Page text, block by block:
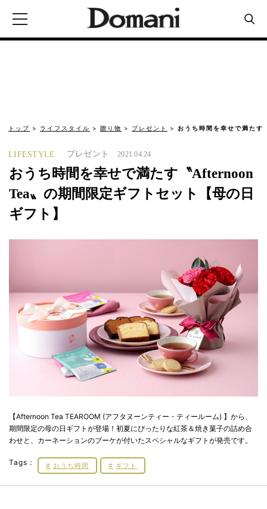
トップ ライフスタイル 贈り物 プレゼント おうち時間を幸せで満た
LIFESTYLE プレゼント 2021.04.24
おうち時間を幸せで満たす〝Afternoon
Tea〟の期間限定ギフトセット【母の日
ギフト】
【Afternoon Tea TEAROOM (アフタヌーンティー・ティールーム) 】から、
期間限定の母の日ギフトが登場！初夏にぴったりな紅茶＆焼き菓子の詰め合
わせと、カーネーションのブーケが付いたスペシャルなギフトが発売です。
Tags： おうち時間 ギフト